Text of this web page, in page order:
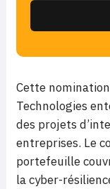
Cette
Technologies
des projets
entreprises. Le
portefeuille
la cyber-